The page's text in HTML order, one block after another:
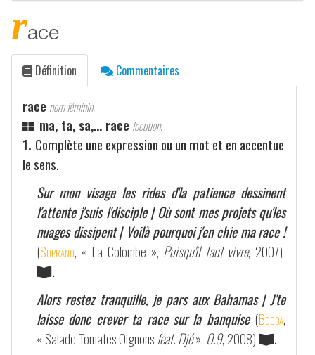
race
Définition Commentaires
race nom féminin.
ma, ta, sa,... race locution.
1. Complète une expression ou un mot et en accentue
le sens.
Sur mon visage les rides d'la patience dessinent
l'attente j'suis l'disciple | Où sont mes projets qu'les
nuages dissipent | Voilà pourquoi j'en chie ma race !
(Soprano, « La Colombe », Puisqu'il faut vivre, 2007)
.
Alors restez tranquille, je pars aux Bahamas | J'te
laisse donc crever ta race sur la banquise (Booba,
« Salade Tomates Oignons feat. Djé», 0.9, 2008)
.